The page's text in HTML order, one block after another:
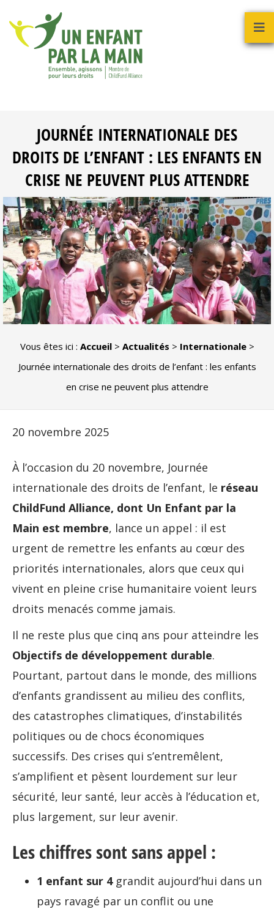
JOURNÉE INTERNATIONALE DES
DROITS DE L’ENFANT : LES ENFANTS EN
CRISE NE PEUVENT PLUS ATTENDRE
Vous êtes ici : Accueil> Actualités > Internationale>
Journée internationale des droits de l’enfant : les enfants
en crise ne peuvent plus attendre
20 novembre 2025
À l’occasion du 20 novembre, Journée
internationale des droits de l’enfant, le réseau
ChildFund Alliance, dont Un Enfant par la
Main est membre, lance un appel : il est
urgent de remettre les enfants au cœur des
priorités internationales, alors que ceux qui
vivent en pleine crise humanitaire voient leurs
droits menacés comme jamais.
Il ne reste plus que cinq ans pour atteindre les
Objectifs de développement durable.
Pourtant, partout dans le monde, des millions
d’enfants grandissent au milieu des conflits,
des catastrophes climatiques, d’instabilités
politiques ou de chocs économiques
successifs. Des crises qui s’entremêlent,
s’amplifient et pèsent lourdement sur leur
sécurité, leur santé, leur accès à l’éducation et,
plus largement, sur leur avenir.
Les chiffres sont sans appel :
1 enfant sur 4grandit aujourd’hui dans un
pays ravagé par un conflit ou une